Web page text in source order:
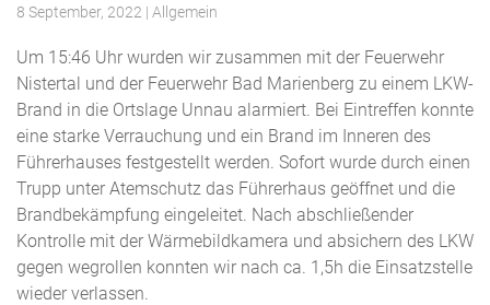
8 September, 2022 | Allgemein
Um 15:46 Uhr wurden wir zusammen mit der Feuerwehr
Nistertal und der Feuerwehr Bad Marienberg zu einem LKW-
Brand in die Ortslage Unnau alarmiert. Bei Eintreffen konnte
eine starke Verrauchung und ein Brand im Inneren des
Führerhauses festgestellt werden. Sofort wurde durch einen
Trupp unter Atemschutz das Führerhaus geöffnet und die
Brandbekämpfung eingeleitet. Nach abschließender
Kontrolle mit der Wärmebildkamera und absichern des LKW
gegen wegrollen konnten wir nach ca. 1,5h die Einsatzstelle
wieder verlassen.